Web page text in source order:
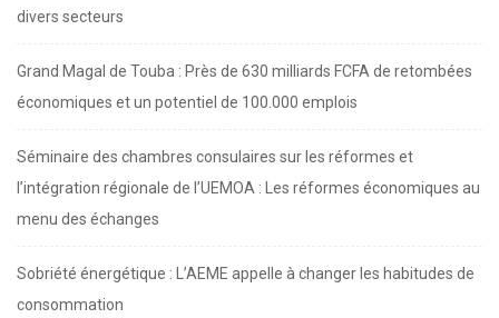
l’intégration régionale de l’UEMOA : Les réformes économiques au
menu des échanges
Sobriété énergétique : L’AEME appelle à changer les habitudes de
consommation
pour le développement économique de Touba